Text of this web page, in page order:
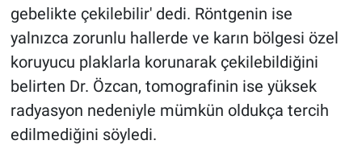
gebelikte çekilebilir' dedi. Röntgenin ise
yalnızca zorunlu hallerde ve karın bölgesi özel
koruyucu plaklarla korunarak çekilebildiğini
belirten Dr. Özcan, tomografinin ise yüksek
radyasyon nedeniyle mümkün oldukça tercih
edilmediğini söyledi.